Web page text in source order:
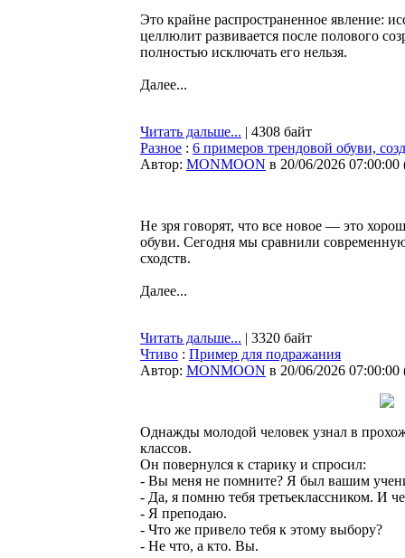
Это крайне распространенное явление:
целлюлит развивается после полового
полностью исключать его нельзя.
Далее...
Читать дальше... | 4308 байт
Разное : 6 примеров трендовой обуви,
Автор: MONMOON в 20/06/2026 07:00:00
Не зря говорят, что все новое — это
обуви. Сегодня мы сравнили
сходств.
Далее...
Читать дальше... | 3320 байт
Чтиво : Пример для подражания
Автор: MONMOON в 20/06/2026 07:00:00
Однажды молодой человек узнал в
классов.
Он повернулся к старику и спросил:
- Вы меня не помните? Я был вашим
- Да, я помню тебя третьеклассником. И
- Я преподаю.
- Что же привело тебя к этому выбору?
- Не что, а кто. Вы.